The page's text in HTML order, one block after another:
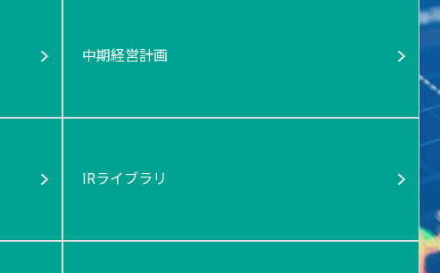
中期経営計画
IRライブラリ